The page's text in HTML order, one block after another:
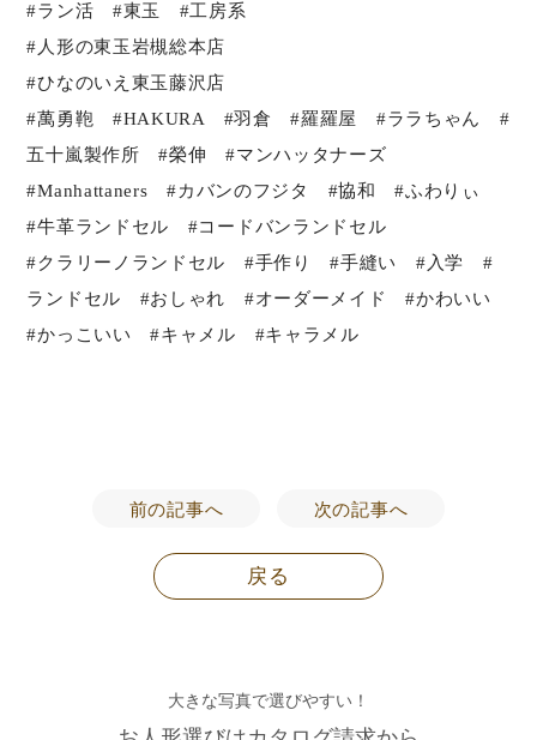
#ラン活 #東玉 #工房系
#人形の東玉岩槻総本店
#ひなのいえ東玉藤沢店
#萬勇鞄 #HAKURA #羽倉 #羅羅屋 #ララちゃん #
五十嵐製作所 #榮伸 #マンハッタナーズ
#Manhattaners #カバンのフジタ #協和 #ふわりぃ
#牛革ランドセル #コードバンランドセル
#クラリーノランドセル #手作り #手縫い #入学 #
ランドセル #おしゃれ #オーダーメイド #かわいい
#かっこいい #キャメル #キャラメル
前の記事へ 次の記事へ
戻る
大きな写真で選びやすい！